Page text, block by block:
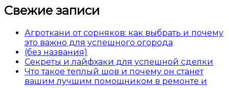
Свежие записи
Агроткани от сорняков: как выбрать и почему
это важно для успешного огорода
(без названия)
Секреты и лайфхаки для успешной сделки
Что такое теплый шов и почему он станет
вашим лучшим помощником в ремонте и